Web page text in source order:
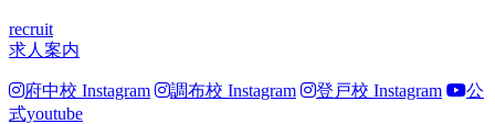
recruit
求人案内
府中校 Instagram 調布校 Instagram 登戸校 Instagram
公
式youtube